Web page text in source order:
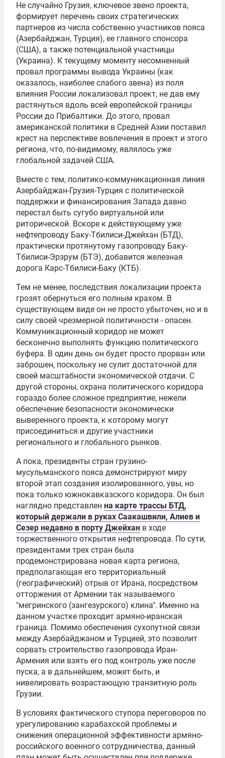
Не случайно Грузия, ключевое звено проекта,
формирует перечень своих стратегических
партнеров из числа собственно участников пояса
(Азербайджан, Турция), ее главного спонсора
(США), а также потенциальной участницы
(Украина). К текущему моменту несомненный
провал программы вывода Украины (как
оказалось, наиболее слабого звена) из поля
влияния России локализовал проект, не дав ему
растянуться вдоль всей европейской границы
России до Прибалтики. До этого, провал
американской политики в Средней Азии поставил
крест на перспективе вовлечения в проект и этого
региона, что, по-видимому, являлось уже
глобальной задачей США.
Вместе с тем, политико-коммуникационная линия
Азербайджан-Грузия-Турция с политической
поддержки и финансирования Запада давно
перестал быть сугубо виртуальной или
риторической. Вскоре к действующему уже
нефтепроводу Баку-Тбилиси-Джейхан (БТД),
практически протянутому газопроводу Баку-
Тбилиси-Эрзрум (БТЭ), добавится железная
дорога Карс-Тбилиси-Баку (КТБ).
Тем не менее, последствия локализации проекта
грозят обернуться его полным крахом. В
существующем виде он не просто убыточен, но и в
силу своей чрезмерной политичности - опасен.
Коммуникационный коридор не может
бесконечно выполнять функцию политического
буфера. В один день он будет просто прорван или
заброшен, поскольку не сулит достаточной для
своей масштабности экономической отдачи. С
другой стороны, охрана политического коридора
гораздо более сложное предприятие, нежели
обеспечение безопасности экономически
выверенного проекта, к которому могут
присоединиться и другие участники
регионального и глобального рынков.
А пока, президенты стран грузино-
мусульманского пояса демонстрируют миру
второй этап создания изолированного, увы, но
пока только южнокавказского коридора. Он был
наглядно представлен на карте трассы БТД,
который держали в руках Саакашвили, Алиев и
Сезер недавно в порту Джейхан в ходе
торжественного открытия нефтепровода. По сути,
президентами трех стран была
продемонстрирована новая карта региона,
предполагающая его территориальный
(географический) отрыв от Ирана, посредством
отторжения от Армении так называемого
"мегринского (зангезурского) клина". Именно на
данном участке проходит армяно-иранская
граница. Помимо обеспечения сухопутной связи
между Азербайджаном и Турцией, это позволит
сорвать строительство газопровода Иран-
Армения или взять его под контроль уже после
пуска, а в дальнейшем, может быть, и
нивелировать возрастающую транзитную роль
Грузии.
В условиях фактического ступора переговоров по
урегулированию карабахской проблемы и
снижения операционной эффективности армяно-
российского военного сотрудничества, данный